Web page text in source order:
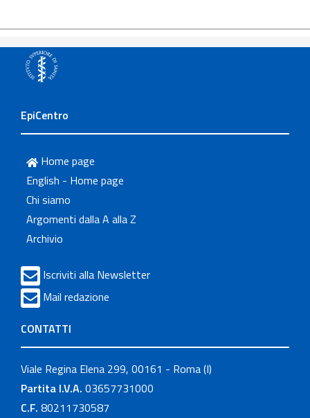
EpiCentro
Home page
English - Home page
Chi siamo
Argomenti dalla A alla Z
Archivio
Iscriviti alla Newsletter
Mail redazione
CONTATTI
Viale Regina Elena 299, 00161 - Roma (I)
Partita I.V.A. 03657731000
C.F. 80211730587